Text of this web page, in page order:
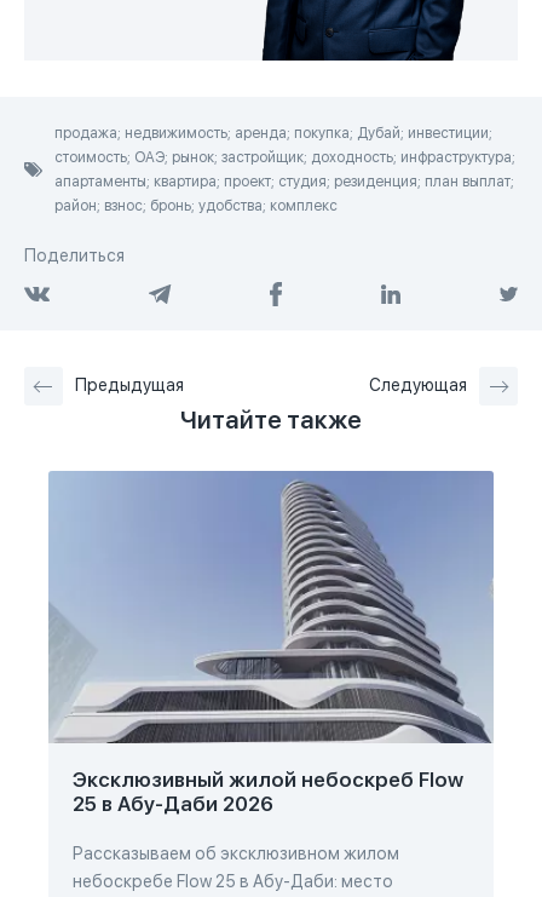
продажа; недвижимость; аренда; покупка; Дубай; инвестиции;
стоимость; ОАЭ; рынок; застройщик; доходность; инфраструктура;
апартаменты; квартира; проект; студия; резиденция; план выплат;
район; взнос; бронь; удобства; комплекс
Поделиться
Предыдущая Следующая
Читайте также
Эксклюзивный жилой небоскреб Flow
25 в Абу-Даби 2026
Рассказываем об эксклюзивном жилом
небоскребе Flow 25 в Абу-Даби: место